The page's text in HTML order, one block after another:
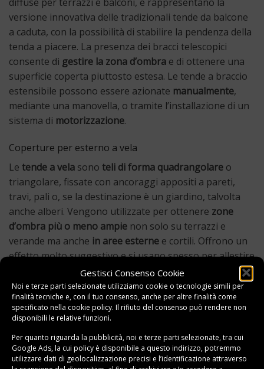
Gestisci Consenso Cookie
Noi e terze parti selezionate utilizziamo cookie o tecnologie simili per
finalità tecniche e, con il tuo consenso, anche per altre finalità come
specificato nella cookie policy. Il rifiuto del consenso può rendere non
disponibili le relative funzioni.
Per quanto riguarda la pubblicità, noi e terze parti selezionate, tra cui
Google Ads, la cui policy è disponibile a questo indirizzo, potremmo
utilizzare dati di geolocalizzazione precisi e l’identificazione attraverso
versione innovativa delle tradizionali tende da balcone
a caduta, con la possibilità di stabilire la pendenza della
tenda a piacere. La presenza dei bracci telescopici
consente di gestire la zona d’ombra e di ottenere una
superficie coperta piuttosto estesa. Le tende a braccio
estensibile possono essere azionate manualmente,
mediante una manovella, o tramite l’installazione di un
sistema di motorizzazione.
Coperture per esterno a vela
Le tende a vela sono teli di forma quadrangolare o
triangolare, fissate con ancoraggi appositi a pareti,
travi, pali o, se la destinazione è un giardino, talvolta
anche alberi. Vengono utilizzate per ottenere zone
d’ombra più o meno ampie non solo su terrazzi e
verande ma anche in aree esterne e cortili. Offrono un
effetto molto suggestivo e si usano spesso per allestire
ricevimenti, cerimonie e pranzi all’aperto.
Pergole addossate con teli di copertura
Le pergole addossate vengono spesso utilizzate
stessa funzione delle tende da sole
, poiché valorizzano
l’ambiente abitativo e offrono una protezione
eccellente nei confronti del sole, dell’aria e anche della